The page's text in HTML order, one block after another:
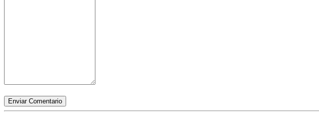
Enviar Comentario